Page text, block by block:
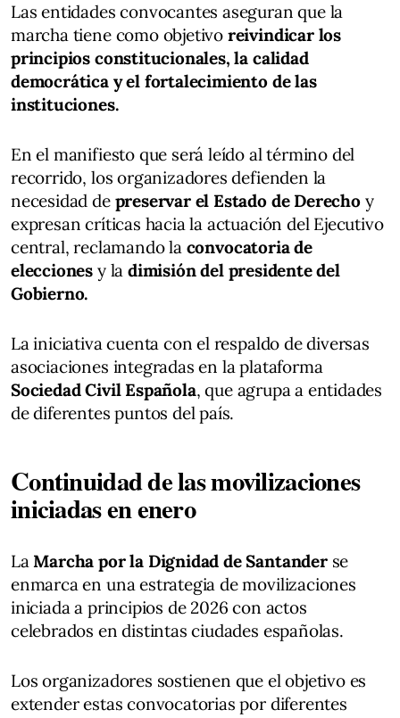
Las entidades convocantes aseguran que la
marcha tiene como objetivo reivindicar los
principios constitucionales, la calidad
democrática y el fortalecimiento de las
instituciones.
En el manifiesto que será leído al término del
recorrido, los organizadores defienden la
necesidad de preservar el Estado de Derecho y
expresan críticas hacia la actuación del Ejecutivo
central, reclamando la convocatoria de
elecciones y la dimisión del presidente del
Gobierno.
La iniciativa cuenta con el respaldo de diversas
asociaciones integradas en la plataforma
Sociedad Civil Española, que agrupa a entidades
de diferentes puntos del país.
Continuidad de las movilizaciones
iniciadas en enero
LaMarcha por la Dignidad de Santanderse
enmarca en una estrategia de movilizaciones
iniciada a principios de 2026 con actos
celebrados en distintas ciudades españolas.
Los organizadores sostienen que el objetivo es
extender estas convocatorias por diferentes